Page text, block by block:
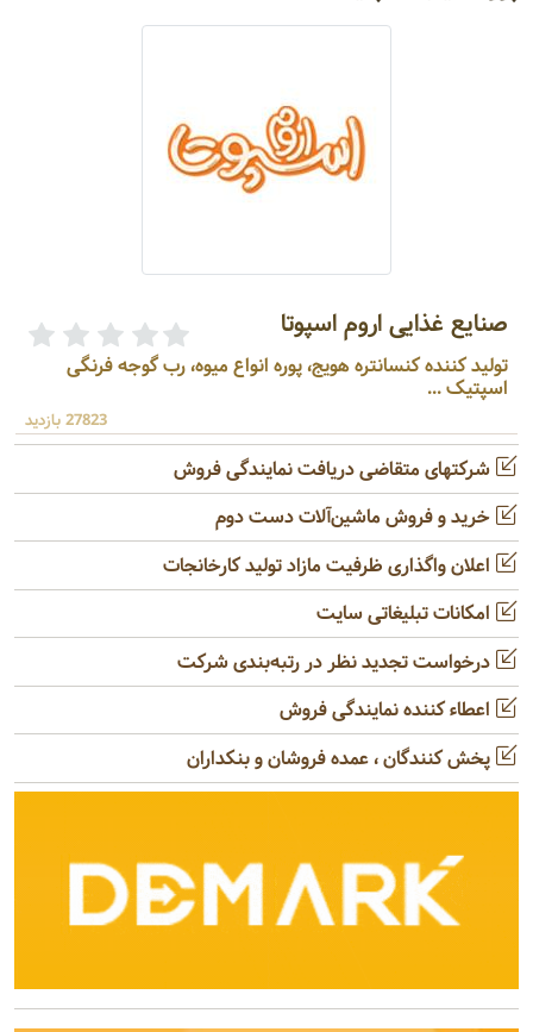
صنایع غذایی اروم اسپوتا
تولید کننده کنسانتره هویج، پوره انواع میوه، رب گوجه فرنگی
اسپتیک ...
27823 بازدید
شرکتهای متقاضی دریافت نمایندگی فروش
خرید و فروش ماشین‌آلات دست دوم
اعلان واگذاری ظرفیت مازاد تولید کارخانجات
امکانات تبلیغاتی سایت
درخواست تجدید نظر در رتبه‌بندی شرکت
اعطاء کننده نمایندگی فروش
پخش کنندگان ، عمده فروشان و بنکداران